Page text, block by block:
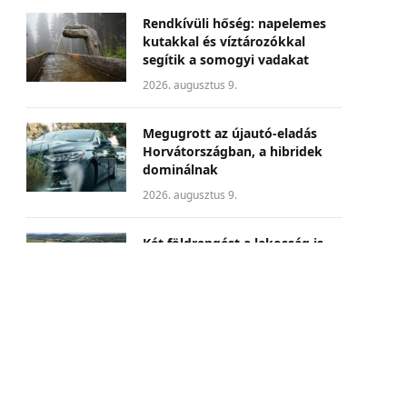
Rendkívüli hőség: napelemes
kutakkal és víztározókkal
segítik a somogyi vadakat
2026. augusztus 9.
Megugrott az újautó-eladás
Horvátországban, a hibridek
dominálnak
2026. augusztus 9.
Két földrengést a lakosság is